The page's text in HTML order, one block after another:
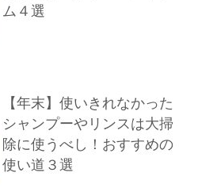
ム４選
【年末】使いきれなかった
シャンプーやリンスは大掃
除に使うべし！おすすめの
使い道３選